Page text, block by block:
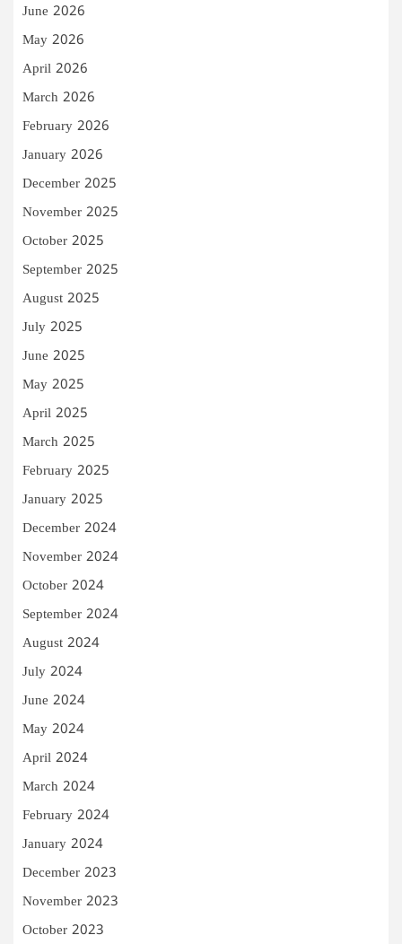
June 2026
May 2026
April 2026
March 2026
February 2026
January 2026
December 2025
November 2025
October 2025
September 2025
August 2025
July 2025
June 2025
May 2025
April 2025
March 2025
February 2025
January 2025
December 2024
November 2024
October 2024
September 2024
August 2024
July 2024
June 2024
May 2024
April 2024
March 2024
February 2024
January 2024
December 2023
November 2023
October 2023